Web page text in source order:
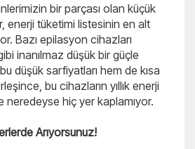
bir parçası olan küçük
enerji tüketimi listesinin en alt
Bazı epilasyon cihazları
inanılmaz düşük bir güçle
düşük sarfiyatları hem de kısa
bu cihazların yıllık enerji
neredeyse hiç yer kaplamıyor.
Arıyorsunuz!